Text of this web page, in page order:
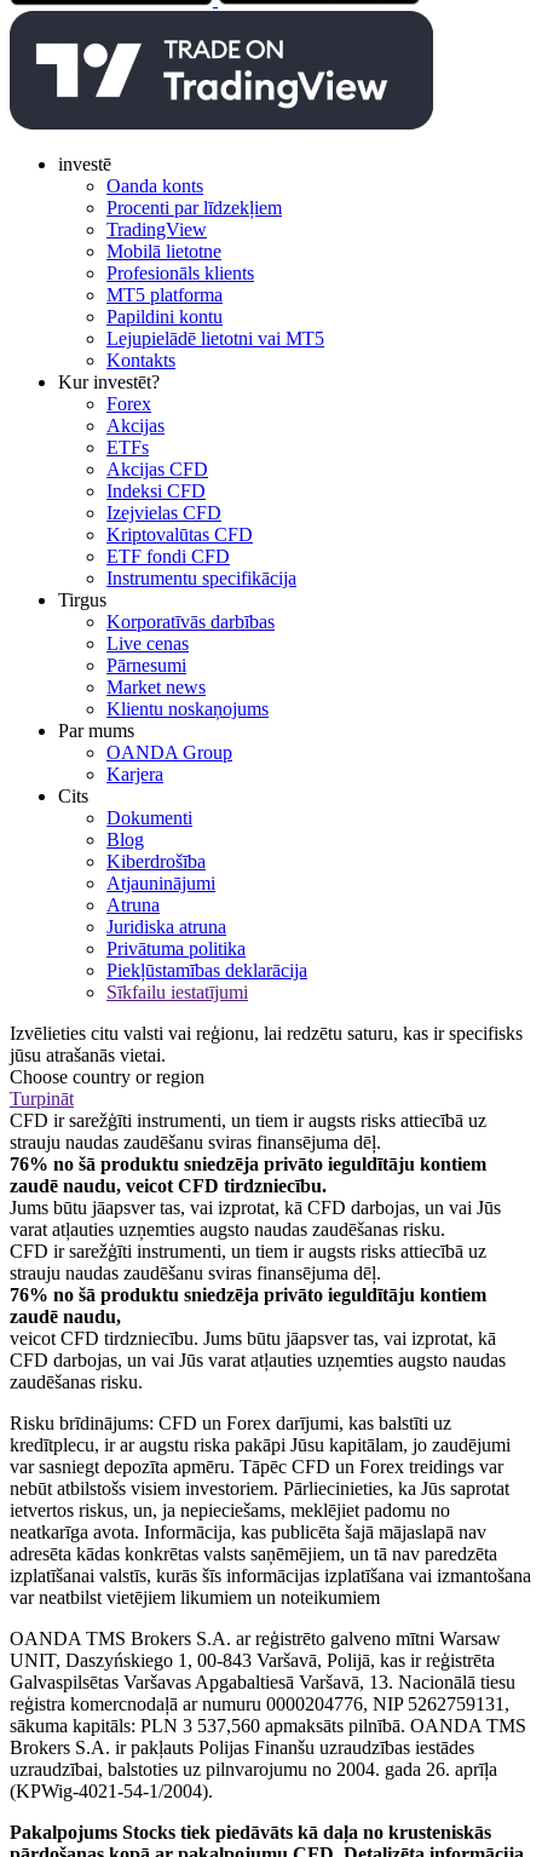
investē
Oanda konts
Procenti par līdzekļiem
TradingView
Mobilā lietotne
Profesionāls klients
MT5 platforma
Papildini kontu
Lejupielādē lietotni vai MT5
Kontakts
Kur investēt?
Forex
Akcijas
ETFs
Akcijas CFD
Indeksi CFD
Izejvielas CFD
Kriptovalūtas CFD
ETF fondi CFD
Instrumentu specifikācija
Tirgus
Korporatīvās darbības
Live cenas
Pārnesumi
Market news
Klientu noskaņojums
Par mums
OANDA Group
Karjera
Cits
Dokumenti
Blog
Kiberdrošība
Atjauninājumi
Atruna
Juridiska atruna
Privātuma politika
Piekļūstamības deklarācija
Sīkfailu iestatījumi
Izvēlieties citu valsti vai reģionu, lai redzētu saturu, kas ir specifisks
jūsu atrašanās vietai.
Choose country or region
Turpināt
CFD ir sarežģīti instrumenti, un tiem ir augsts risks attiecībā uz
strauju naudas zaudēšanu sviras finansējuma dēļ.
76% no šā produktu sniedzēja privāto ieguldītāju kontiem
zaudē naudu, veicot CFD tirdzniecību.
Jums būtu jāapsver tas, vai izprotat, kā CFD darbojas, un vai Jūs
varat atļauties uzņemties augsto naudas zaudēšanas risku.
CFD ir sarežģīti instrumenti, un tiem ir augsts risks attiecībā uz
strauju naudas zaudēšanu sviras finansējuma dēļ.
76% no šā produktu sniedzēja privāto ieguldītāju kontiem
zaudē naudu,
veicot CFD tirdzniecību. Jums būtu jāapsver tas, vai izprotat, kā
CFD darbojas, un vai Jūs varat atļauties uzņemties augsto naudas
zaudēšanas risku.
Risku brīdinājums: CFD un Forex darījumi, kas balstīti uz
kredītplecu, ir ar augstu riska pakāpi Jūsu kapitālam, jo zaudējumi
var sasniegt depozīta apmēru. Tāpēc CFD un Forex treidings var
nebūt atbilstošs visiem investoriem. Pārliecinieties, ka Jūs saprotat
ietvertos riskus, un, ja nepieciešams, meklējiet padomu no
neatkarīga avota. Informācija, kas publicēta šajā mājaslapā nav
adresēta kādas konkrētas valsts saņēmējiem, un tā nav paredzēta
izplatīšanai valstīs, kurās šīs informācijas izplatīšana vai izmantošana
var neatbilst vietējiem likumiem un noteikumiem
OANDA TMS Brokers S.A. ar reģistrēto galveno mītni Warsaw
UNIT, Daszyńskiego 1, 00-843 Varšavā, Polijā, kas ir reģistrēta
Galvaspilsētas Varšavas Apgabaltiesā Varšavā, 13. Nacionālā tiesu
reģistra komercnodaļā ar numuru 0000204776, NIP 5262759131,
sākuma kapitāls: PLN 3 537,560 apmaksāts pilnībā. OANDA TMS
Brokers S.A. ir pakļauts Polijas Finanšu uzraudzības iestādes
uzraudzībai, balstoties uz pilnvarojumu no 2004. gada 26. aprīļa
(KPWig-4021-54-1/2004).
Pakalpojums Stocks tiek piedāvāts kā daļa no krusteniskās